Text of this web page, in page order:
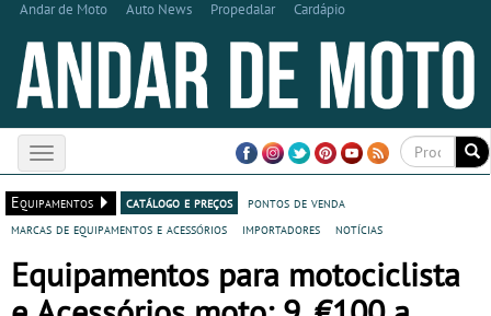
Andar de Moto Auto News Propedalar Cardápio
Toggle
navigation
Equipamentos
catálogo e preços
pontos de venda
marcas de equipamentos e acessórios
importadores notícias
Equipamentos para motociclista